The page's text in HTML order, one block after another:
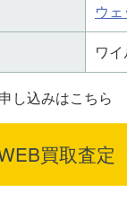
ウ
ワ
し込みはこちら
買取査定